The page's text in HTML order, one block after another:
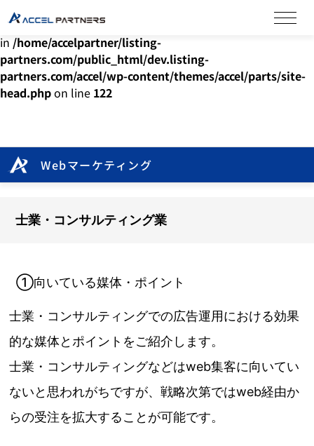
Warning: Undefined array key "HTTP_ACCEPT_LANGUAGE"
in /home/accelpartner/listing-
partners.com/public_html/dev.listing-
partners.com/accel/wp-content/themes/accel/parts/site-
head.phpon line 122
Webマーケティング
士業・コンサルティング業
①向いている媒体・ポイント
士業・コンサルティングでの広告運用における効果
的な媒体とポイントをご紹介します。
士業・コンサルティングなどはweb集客に向いてい
ないと思われがちですが、戦略次第ではweb経由か
らの受注を拡大することが可能です。